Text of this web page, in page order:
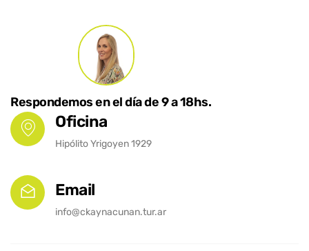
Respondemos en el día de 9 a 18hs.
Oficina
Hipólito Yrigoyen 1929
Email
info@ckaynacunan.tur.ar